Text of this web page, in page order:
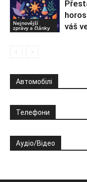
Nejnovější
zprávy a články
váš
Автомобілі
Телефони
Аудіо/Відео